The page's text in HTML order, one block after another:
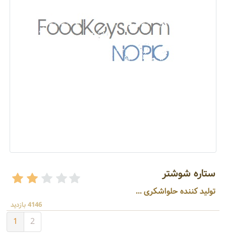
ستاره شوشتر
تولید کننده حلواشکری ...
4146 بازدید
1 2